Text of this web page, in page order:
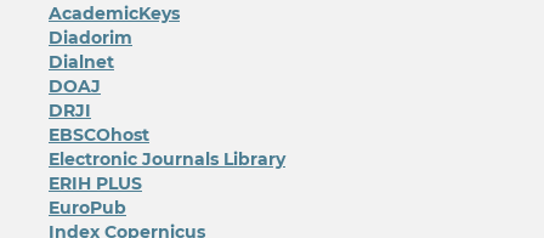
AcademicKeys
Diadorim
Dialnet
DOAJ
DRJI
EBSCOhost
Electronic Journals Library
ERIH PLUS
EuroPub
Index Copernicus